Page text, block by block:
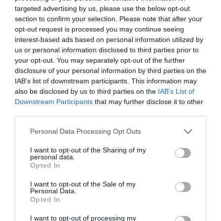
targeted advertising by us, please use the below opt-out
section to confirm your selection. Please note that after your
opt-out request is processed you may continue seeing
interest-based ads based on personal information utilized by
us or personal information disclosed to third parties prior to
your opt-out. You may separately opt-out of the further
disclosure of your personal information by third parties on the
IAB’s list of downstream participants. This information may
also be disclosed by us to third parties on the IAB’s List of
Downstream Participants that may further disclose it to other
Personal Data Processing Opt Outs
I want to opt-out of the Sharing of my
personal data.
Opted In
I want to opt-out of the Sale of my
Personal Data.
Opted In
I want to opt-out of processing my